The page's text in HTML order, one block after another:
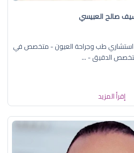
صالح العبيسي
استشاري طب وجراحة العيون - متخصص في
الدقيق - ...
إقرأ المزيد